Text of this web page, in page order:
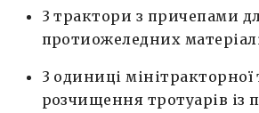
3 трактори з причепами
протиожеледних
3 одиниці мінітракторної
розчищення тротуарів із